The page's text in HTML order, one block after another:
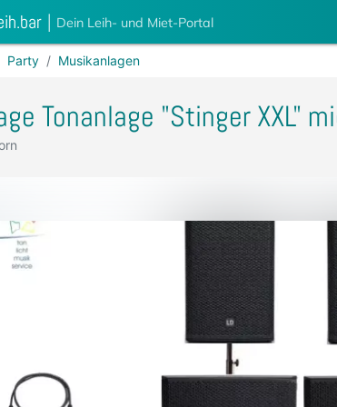
| Dein Leih- und Miet-Portal
Party Musikanlagen
Tonanlage "Stinger XXL"